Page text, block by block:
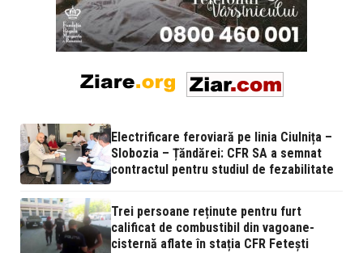
Electrificare feroviară pe linia Ciulnița –
Slobozia – Țăndărei: CFR SA a semnat
contractul pentru studiul de fezabilitate
Trei persoane reținute pentru furt
calificat de combustibil din vagoane-
cisternă aflate în stația CFR Fetești